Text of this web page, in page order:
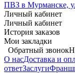
ПВЗ в Мурманске,
Личный кабинет
Личный кабинет
История заказов
Мои закладки
Обратный звонок
О насДоставка и
ответЗаслуги